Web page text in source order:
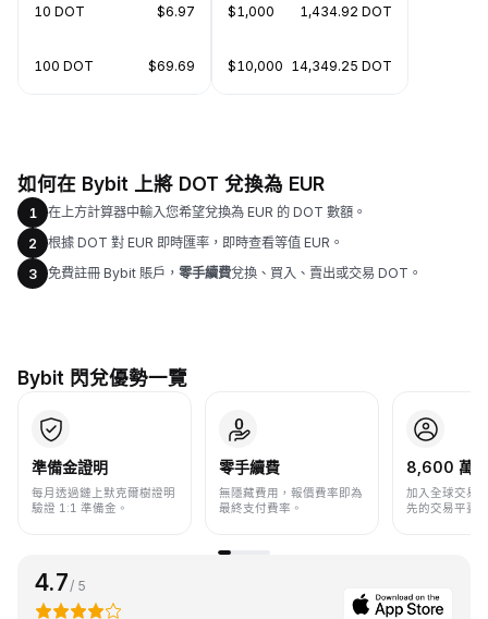
10 DOT $6.97
100 DOT $69.69
$1,000 1,434.92 DOT
$10,000 14,349.25 DOT
如何在 Bybit 上將 DOT 兌換為 EUR
1
在上方計算器中輸入您希望兌換為 EUR 的 DOT 數額。
2
根據 DOT 對 EUR 即時匯率，即時查看等值 EUR。
3
免費註冊 Bybit 賬戶， 零手續費兌換、買入、賣出或交易 DOT。
Bybit 閃兌優勢一覽
準備金證明
每月透過鏈上默克爾樹證明
驗證 1:1 準備金。
零手續費
無隱藏費用，報價費率即為
最終支付費率。
8,600 萬+
加入全球交易
先的交易平臺
4.7/ 5